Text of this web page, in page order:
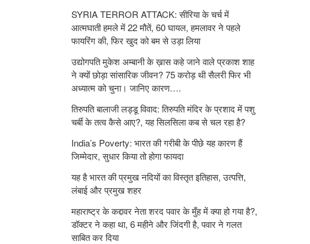
SYRIA TERROR ATTACK: सीरिया के चर्च में
आत्मघाती हमले में 22 मौतें, 60 घायल, हमलावर ने पहले
फायरिंग की, फिर खुद को बम से उड़ा लिया
उद्योगपति मुकेश अम्बानी के ख़ास कहे जाने वाले प्रकाश शाह
ने क्यों छोड़ा सांसारिक जीवन? 75 करोड़ थी सैलरी फिर भी
अध्यात्म को चुना। जानिए कारण….
तिरुपति बालाजी लड्डू विवाद: तिरुपति मंदिर के प्रशाद में पशु
चर्बी के तत्‍व कैसे आए?, यह सिलसिला कब से चल रहा है?
India’s Poverty: भारत की गरीबी के पीछे यह कारण हैं
जिम्‍मेदार, सुधार किया तो होगा फायदा
यह है भारत की प्रमुख नदियों का विस्तृत इतिहास, उत्पत्ति,
लंबाई और प्रमुख शहर
महाराष्ट्र के कद्दावर नेता शरद पवार के मुँह में क्या हो गया है?,
डॉक्टर ने कहा था, 6 महीने और जिंदगी है, पवार ने गलत
साबित कर दिया